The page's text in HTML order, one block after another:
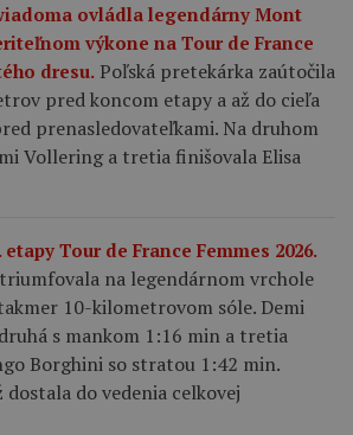
ovládla legendárny Mont
výkone na Tour de France
dresu. Poľská pretekárka zaútočila
pred koncom etapy a až do cieľa
prenasledovateľkami. Na druhom
Vollering a tretia finišovala Elisa
etapy Tour de France Femmes 2026.
na legendárnom vrchole
10-kilometrovom sóle. Demi
s mankom 1:16 min a tretia
Borghini so stratou 1:42 min.
dostala do vedenia celkovej